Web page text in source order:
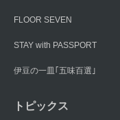
FLOOR SEVEN
STAY with PASSPORT
伊豆の一皿｢五味百選｣
トピックス